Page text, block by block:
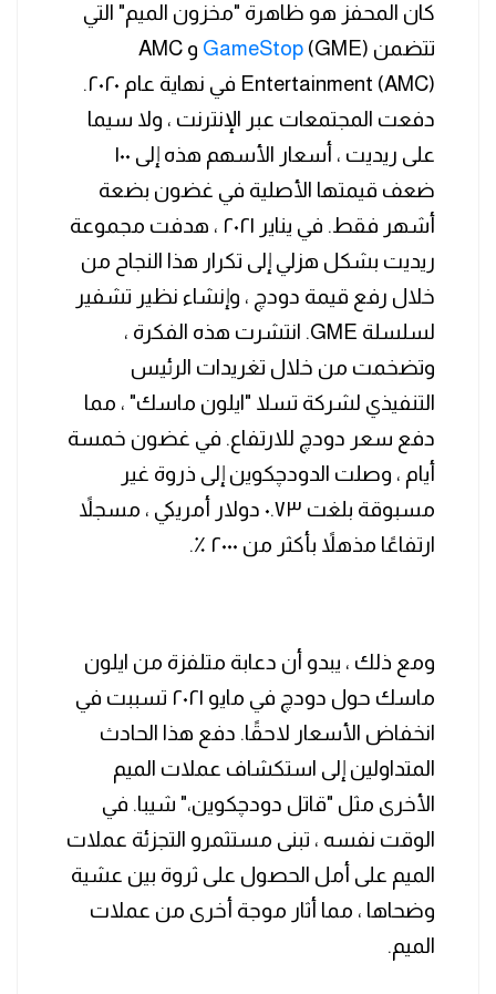
كان المحفز هو ظاهرة "مخزون الميم" التي
تتضمن
GameStop
(GME) و AMC
Entertainment (AMC) في نهاية عام ٢٠٢٠.
دفعت المجتمعات عبر الإنترنت ، ولا سيما
على ريديت ، أسعار الأسهم هذه إلى ١٠٠
ضعف قيمتها الأصلية في غضون بضعة
أشهر فقط. في يناير ٢٠٢١ ، هدفت مجموعة
ريديت بشكل هزلي إلى تكرار هذا النجاح من
خلال رفع قيمة دودچ ، وإنشاء نظير تشفير
لسلسلة GME. انتشرت هذه الفكرة ،
وتضخمت من خلال تغريدات الرئيس
التنفيذي لشركة تسلا "ايلون ماسك" ، مما
دفع سعر دودچ للارتفاع. في غضون خمسة
أيام ، وصلت الدودچكوين إلى ذروة غير
مسبوقة بلغت ٠.٧٣ دولار أمريكي ، مسجلاً
ارتفاعًا مذهلاً بأكثر من ٢٠٠٠ ٪.
ومع ذلك ، يبدو أن دعابة متلفزة من ايلون
ماسك حول دودچ في مايو ٢٠٢١ تسببت في
انخفاض الأسعار لاحقًا. دفع هذا الحادث
المتداولين إلى استكشاف عملات الميم
الأخرى مثل "قاتل دودچكوين،" شيبا. في
الوقت نفسه ، تبنى مستثمرو التجزئة عملات
الميم على أمل الحصول على ثروة بين عشية
وضحاها ، مما أثار موجة أخرى من عملات
الميم.